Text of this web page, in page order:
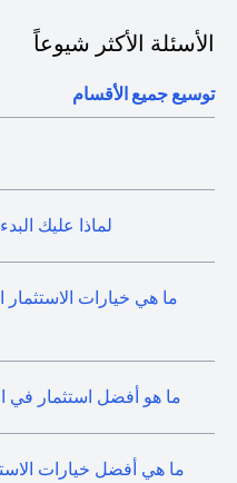
الأسئلة الأكثر شيوعاً
توسيع جميع الأقسام
لماذا عليك
ما هي خيارات الاستثمار
ما هو أفضل استثمار في
ما هي أفضل خيارات